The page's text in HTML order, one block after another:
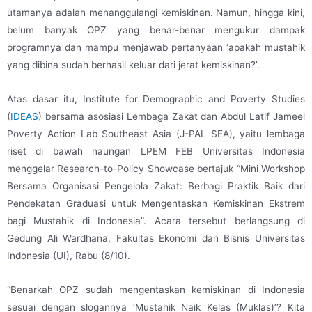
utamanya adalah menanggulangi kemiskinan. Namun, hingga kini,
belum banyak OPZ yang benar-benar mengukur dampak
programnya dan mampu menjawab pertanyaan ‘apakah mustahik
yang dibina sudah berhasil keluar dari jerat kemiskinan?’.
Atas dasar itu, Institute for Demographic and Poverty Studies
(IDEAS) bersama asosiasi Lembaga Zakat dan Abdul Latif Jameel
Poverty Action Lab Southeast Asia (J-PAL SEA), yaitu lembaga
riset di bawah naungan LPEM FEB Universitas Indonesia
menggelar Research-to-Policy Showcase bertajuk “Mini Workshop
Bersama Organisasi Pengelola Zakat: Berbagi Praktik Baik dari
Pendekatan Graduasi untuk Mengentaskan Kemiskinan Ekstrem
bagi Mustahik di Indonesia”. Acara tersebut berlangsung di
Gedung Ali Wardhana, Fakultas Ekonomi dan Bisnis Universitas
Indonesia (UI), Rabu (8/10).
“Benarkah OPZ sudah mengentaskan kemiskinan di Indonesia
sesuai dengan slogannya ‘Mustahik Naik Kelas (Muklas)’? Kita